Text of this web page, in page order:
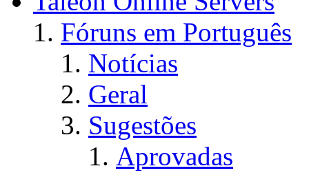
Fóruns em Português
Notícias
Geral
Sugestões
Aprovadas